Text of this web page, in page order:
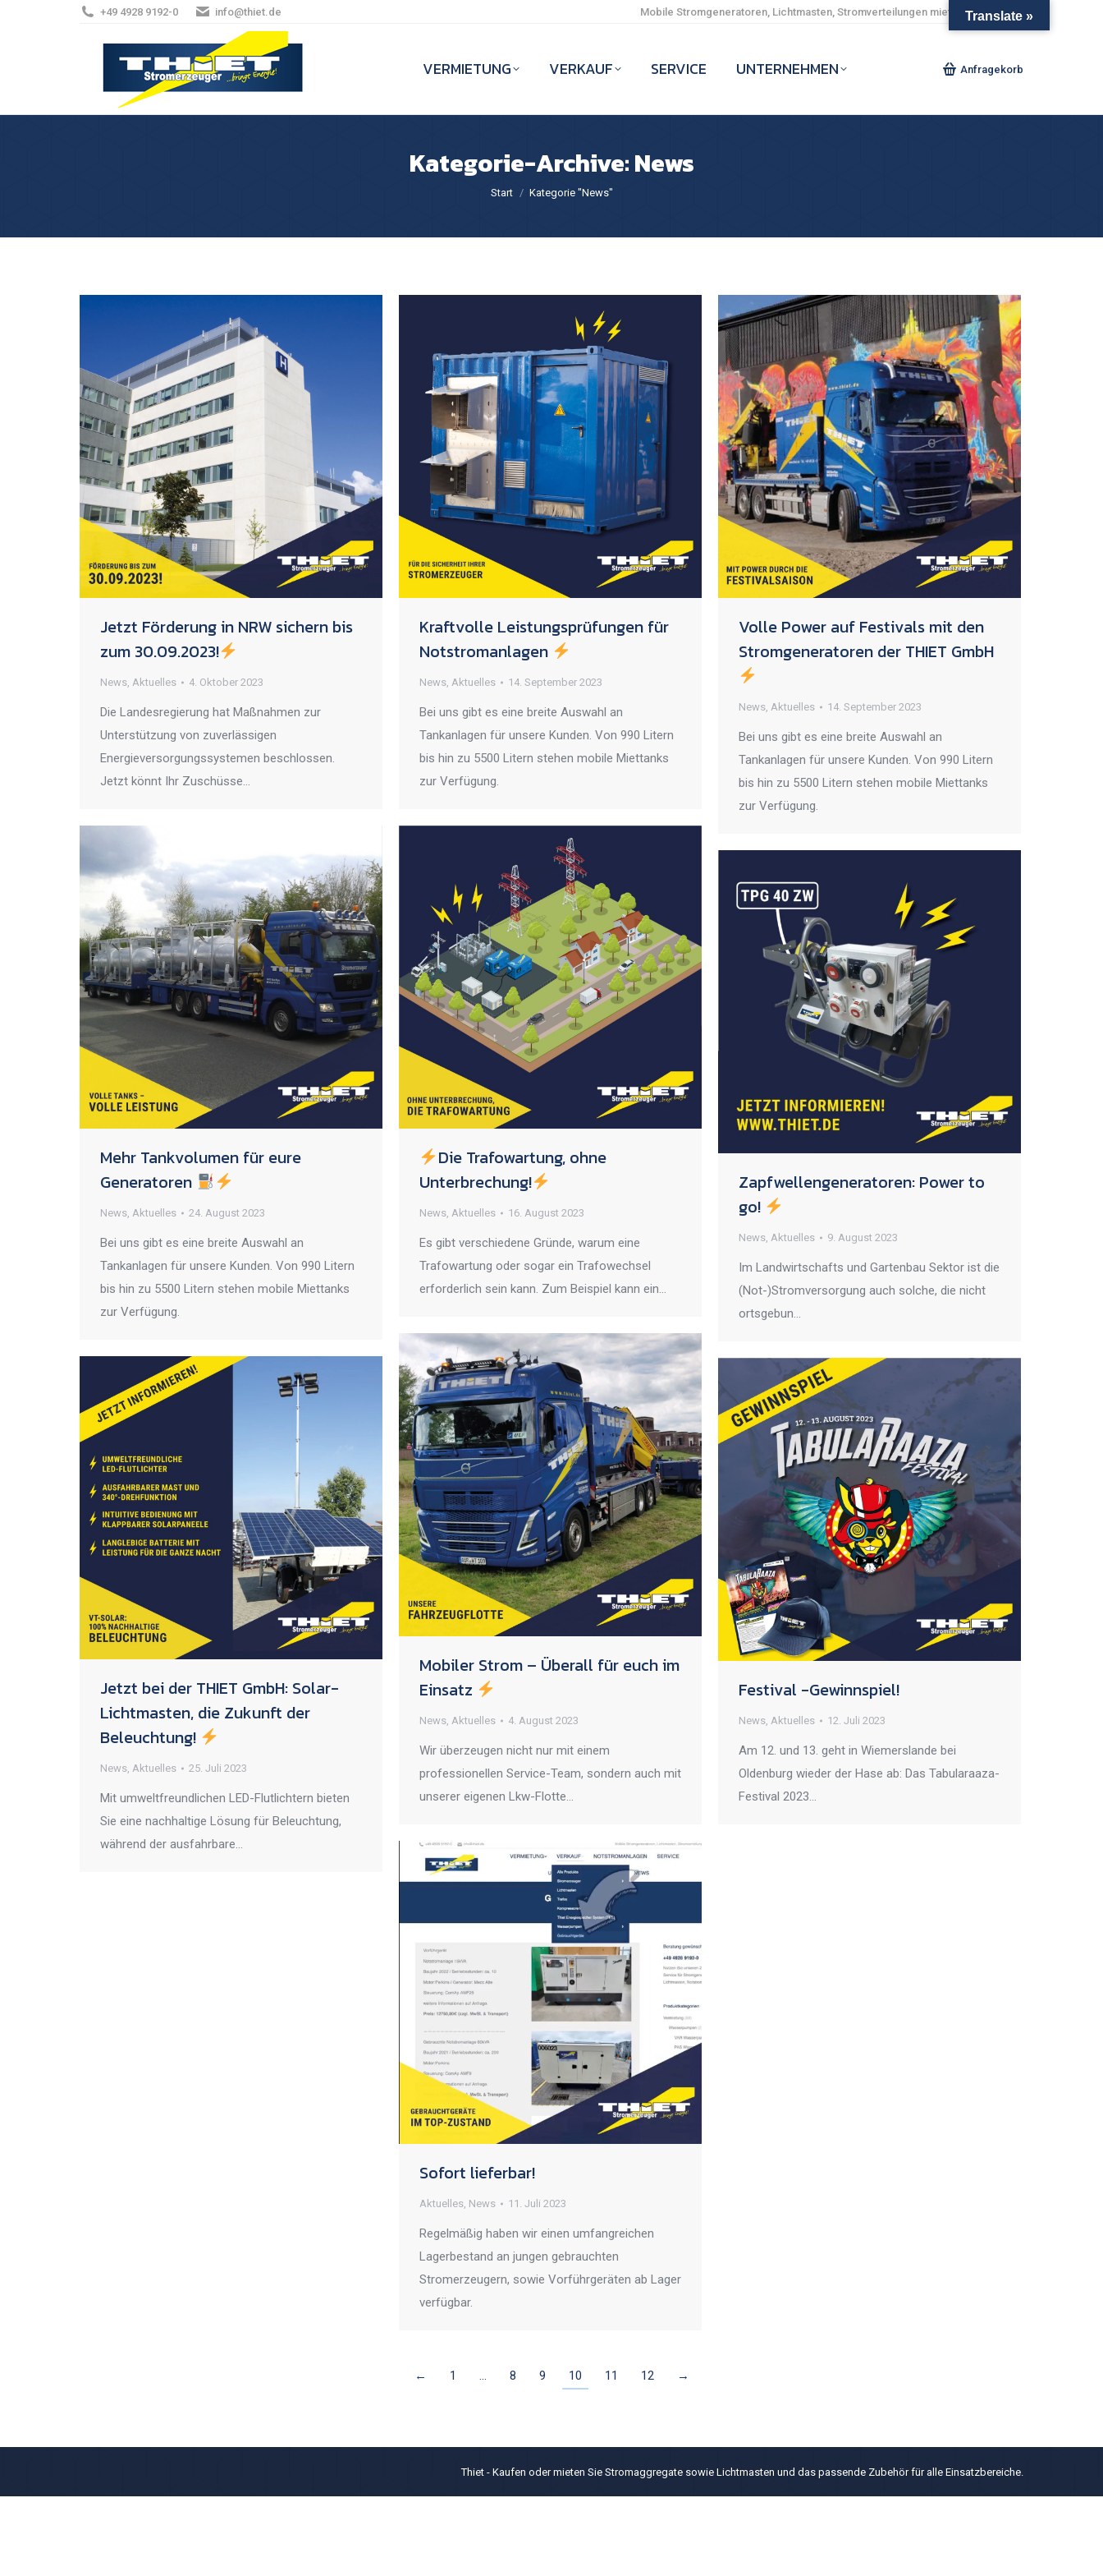
+49 4928 9192-0 info@thiet.de Mobile Stromgeneratoren, Lichtmasten, Stromverteilungen mieten und kaufen.
VERMIETUNG VERKAUF SERVICE UNTERNEHMEN Anfragekorb
Kategorie-Archive:News
Sie befinden sich hier:
Start Kategorie "News"
Jetzt Förderung in NRW sichern bis
zum 30.09.2023!
News, Aktuelles 4. Oktober 2023
Die Landesregierung hat Maßnahmen zur
Unterstützung von zuverlässigen
Energieversorgungssystemen beschlossen.
Jetzt könnt Ihr Zuschüsse…
Kraftvolle Leistungsprüfungen für
Notstromanlagen
News, Aktuelles 14. September 2023
Bei uns gibt es eine breite Auswahl an
Tankanlagen für unsere Kunden. Von 990 Litern
bis hin zu 5500 Litern stehen mobile Miettanks
zur Verfügung.
Volle Power auf Festivals mit den
Stromgeneratoren der THIET GmbH
News, Aktuelles 14. September 2023
Bei uns gibt es eine breite Auswahl an
Tankanlagen für unsere Kunden. Von 990 Litern
bis hin zu 5500 Litern stehen mobile Miettanks
zur Verfügung.
Mehr Tankvolumen für eure
Generatoren
News, Aktuelles 24. August 2023
Bei uns gibt es eine breite Auswahl an
Tankanlagen für unsere Kunden. Von 990 Litern
bis hin zu 5500 Litern stehen mobile Miettanks
zur Verfügung.
Die Trafowartung, ohne
Unterbrechung!
News, Aktuelles 16. August 2023
Es gibt verschiedene Gründe, warum eine
Trafowartung oder sogar ein Trafowechsel
erforderlich sein kann. Zum Beispiel kann ein…
Zapfwellengeneratoren: Power to
go!
News, Aktuelles 9. August 2023
Im Landwirtschafts und Gartenbau Sektor ist die
(Not-)Stromversorgung auch solche, die nicht
ortsgebun…
Mobiler Strom – Überall für euch im
Einsatz
News, Aktuelles 4. August 2023
Wir überzeugen nicht nur mit einem
professionellen Service-Team, sondern auch mit
unserer eigenen Lkw-Flotte…
Jetzt bei der THIET GmbH: Solar-
Lichtmasten, die Zukunft der
Beleuchtung!
News, Aktuelles 25. Juli 2023
Mit umweltfreundlichen LED-Flutlichtern bieten
Sie eine nachhaltige Lösung für Beleuchtung,
während der ausfahrbare…
Festival -Gewinnspiel!
News, Aktuelles 12. Juli 2023
Am 12. und 13. geht in Wiemerslande bei
Oldenburg wieder der Hase ab: Das Tabularaaza-
Festival 2023…
Sofort lieferbar!
Aktuelles, News 11. Juli 2023
Regelmäßig haben wir einen umfangreichen
Lagerbestand an jungen gebrauchten
Stromerzeugern, sowie Vorführgeräten ab Lager
verfügbar.
← 1 … 8 9 10 11 12 →
Thiet - Kaufen oder mieten Sie Stromaggregate sowie Lichtmasten und das passende Zubehör für alle Einsatzbereiche.
Translate »